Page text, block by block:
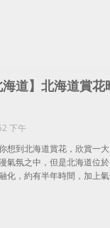
海道】北海道賞
下午
想到北海道賞花，欣賞一
氣氛之中，但是北海道位
化，約有半年時間，加上